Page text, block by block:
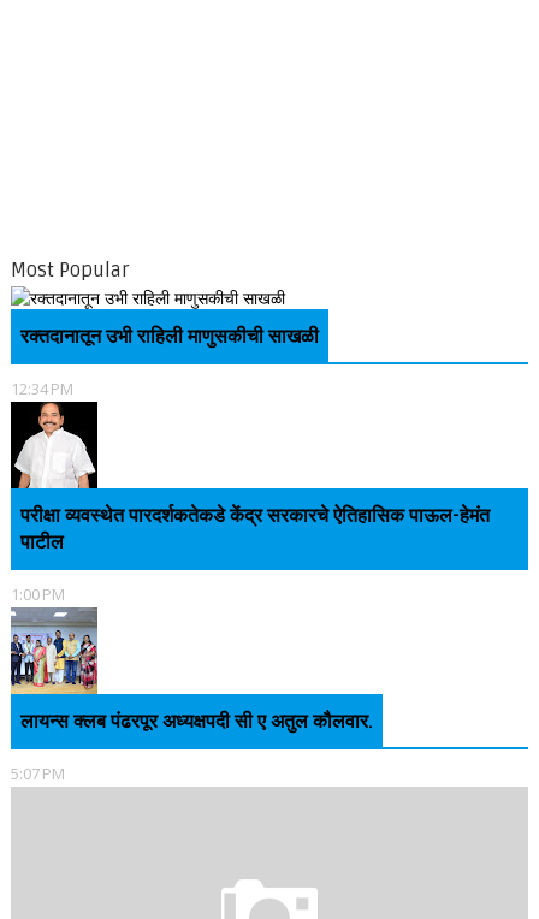
Most Popular
रक्तदानातून उभी राहिली माणुसकीची साखळी
12:34 PM
परीक्षा व्यवस्थेत पारदर्शकतेकडे केंद्र सरकारचे ऐतिहासिक पाऊल-हेमंत
पाटील
1:00 PM
लायन्स क्लब पंढरपूर अध्यक्षपदी सी ए अतुल कौलवार.
5:07 PM